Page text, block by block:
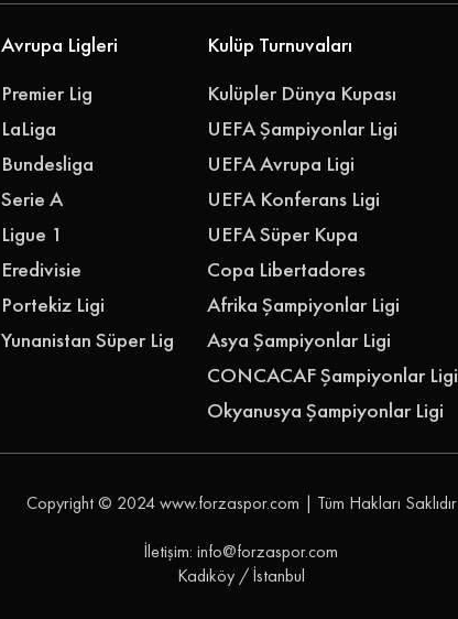
Avrupa Ligleri
Premier Lig
LaLiga
Bundesliga
Serie A
Ligue 1
Eredivisie
Portekiz Ligi
Yunanistan Süper Lig
Kulüp Turnuvaları
Kulüpler Dünya Kupası
UEFA Şampiyonlar Ligi
UEFA Avrupa Ligi
UEFA Konferans Ligi
UEFA Süper Kupa
Copa Libertadores
Afrika Şampiyonlar Ligi
Asya Şampiyonlar Ligi
CONCACAF Şampiyonlar Ligi
Okyanusya Şampiyonlar Ligi
Copyright © 2024www.forzaspor.com | Tüm Hakları Saklıdır
İletişim: info@forzaspor.com
Kadıköy / İstanbul